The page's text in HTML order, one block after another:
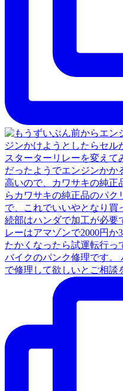
バイクのパンク修理です。
で修理して欲しいとご相談